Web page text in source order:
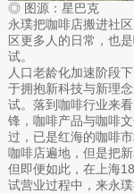
◎ 图源：星巴克
永璞把咖啡店搬进社
区更多人的日常，也
试。
人口老龄化加速阶段
于拥抱新科技与新理
试。落到咖啡行业来
锋，咖啡产品与咖啡
过，已是红海的咖啡
咖啡店遍地，但是把
但即便如此，在上海
试营业过程中，来永